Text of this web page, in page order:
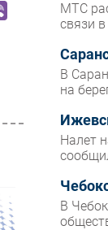
МТС
связи
В
на
Налет
В